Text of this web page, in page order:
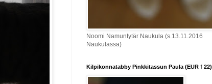
Noomi Namuntytär Naukula (s.13.11.2016
Naukulassa)
Kilpikonnatabby Pinkkitassun Paula (EUR f 22)